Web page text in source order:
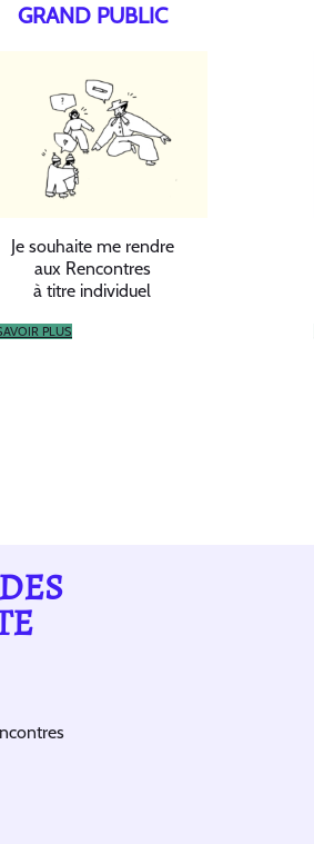
GRAND PUBLIC
Je souhaite me rendre
aux Rencontres
à titre individuel
PLUS